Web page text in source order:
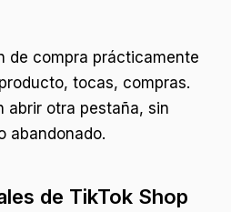
de compra prácticamente
tocas, compras.
abrir otra pestaña, sin
abandonado.
de TikTok Shop